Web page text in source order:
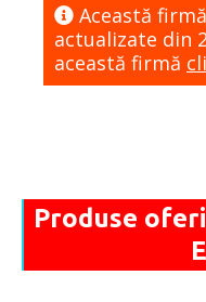
Această
actualizate din
această firmă
Produse